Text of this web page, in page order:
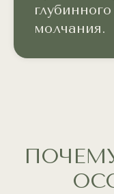
молчания.